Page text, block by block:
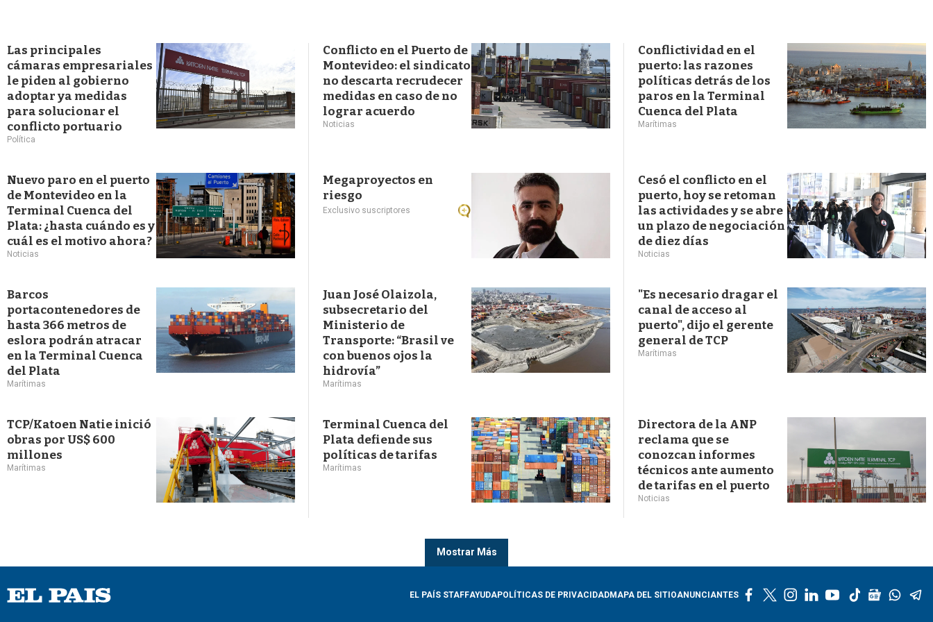
e
d
a
Las principales
cámaras empresariales
le piden al gobierno
adoptar ya medidas
para solucionar el
conflicto portuario
Política
Conflicto en el Puerto de
Montevideo: el sindicato
no descarta recrudecer
medidas en caso de no
lograr acuerdo
Noticias
Conflictividad en el
puerto: las razones
políticas detrás de los
paros en la Terminal
Cuenca del Plata
Marítimas
Nuevo paro en el puerto
de Montevideo en la
Terminal Cuenca del
Plata: ¿hasta cuándo es y
cuál es el motivo ahora?
Noticias
Megaproyectos en
riesgo
Exclusivo suscriptores
Cesó el conflicto en el
puerto, hoy se retoman
las actividades y se abre
un plazo de negociación
de diez días
Noticias
Barcos
portacontenedores de
hasta 366 metros de
eslora podrán atracar
en la Terminal Cuenca
del Plata
Marítimas
Juan José Olaizola,
subsecretario del
Ministerio de
Transporte: “Brasil ve
con buenos ojos la
hidrovía”
Marítimas
"Es necesario dragar el
canal de acceso al
puerto", dijo el gerente
general de TCP
Marítimas
TCP/Katoen Natie inició
obras por US$ 600
millones
Marítimas
Terminal Cuenca del
Plata defiende sus
políticas de tarifas
Marítimas
Directora de la ANP
reclama que se
conozcan informes
técnicos ante aumento
de tarifas en el puerto
Noticias
Mostrar Más
EL PAÍS STAFFAYUDAPOLÍTICAS DE PRIVACIDADMAPA DEL SITIOANUNCIANTES
l
y
t
g
w